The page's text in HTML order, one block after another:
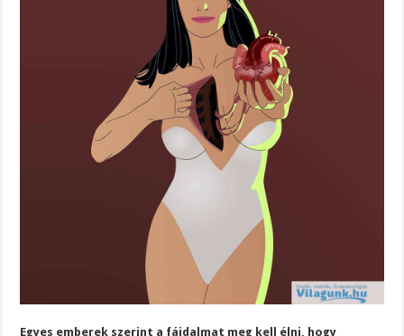
Egyes emberek szerint a fájdalmat meg kell élni, hogy